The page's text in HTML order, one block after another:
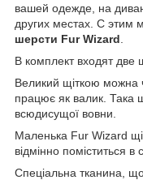
вашей одежде, на
других местах. С этим
шерсти Fur Wizard
В комплект входят
Великий щіткою можна
працює як валик. Така
всюдисущої вовни.
Маленька Fur Wizard
відмінно поміститься
Спеціальна тканина,